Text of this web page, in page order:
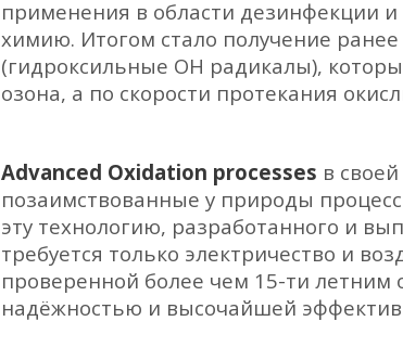
применения в области дезинфекции
химию. Итогом стало получение
(гидроксильные ОН радикалы),
озона, а по скорости протекания
Advanced Oxidation processes в
позаимствованные у природы
эту технологию, разработанного и
требуется только электричество и
проверенной более чем 15-ти летним
надёжностью и высочайшей